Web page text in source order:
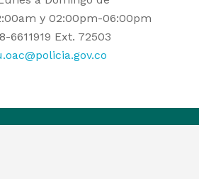
y 02:00pm-06:00pm
6611919 Ext. 72503